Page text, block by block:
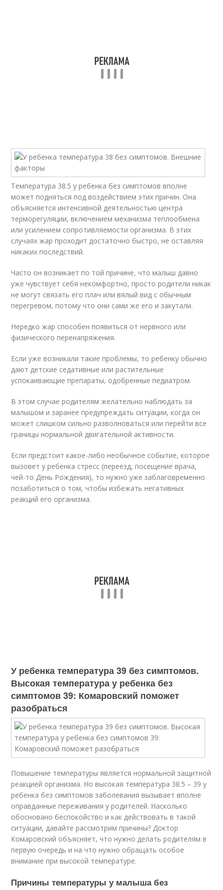
Температура 38.5 у ребенка без симптомов вполне
может подняться под воздействием этих причин. Она
объясняется интенсивной деятельностью центра
терморегуляции, включением механизма теплообмена
или усилением сопротивляемости организма. В этих
случаях жар проходит достаточно быстро, не оставляя
никаких последствий.
Часто он возникает по той причине, что малыш давно
уже чувствует себя некомфортно, просто родители никак
не могут связать его плач или вялый вид с обычным
перегревом, потому что они сами же его и закутали.
Нередко жар способен появиться от нервного или
физического перенапряжения.
Если уже возникали такие проблемы, то ребенку обычно
дают детские седативные или растительные
успокаивающие препараты, одобренные педиатром.
В этом случае родителям желательно наблюдать за
малышом и заранее предупреждать ситуации, когда он
может слишком сильно разволноваться или перейти все
границы нормальной двигательной активности.
Если предстоит какое-либо необычное событие, которое
вызовет у ребенка стресс (переезд, посещение врача,
чей-то День Рождения), то нужно уже заблаговременно
позаботиться о том, чтобы избежать негативных
реакций его организма.
У ребенка температура 39 без симптомов.
Высокая температура у ребенка без
симптомов 39: Комаровский поможет
разобраться
Повышение температуры является нормальной защитной
реакцией организма. Но высокая температура 38.5 – 39 у
ребенка без симптомов заболевания вызывает вполне
оправданные переживания у родителей. Насколько
обосновано беспокойство и как действовать в такой
ситуации, давайте рассмотрим причины? Доктор
Комаровский объясняет, что нужно делать родителям в
первую очередь и на что нужно обращать особое
внимание при высокой температуре.
Причины температуры у малыша без